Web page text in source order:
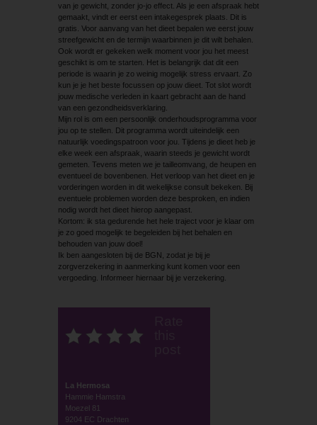
van je gewicht, zonder jo-jo effect. Als je een afspraak hebt
gemaakt, vindt er eerst een intakegesprek plaats. Dit is
gratis. Voor aanvang van het dieet bepalen we eerst jouw
streefgewicht en de termijn waarbinnen je dit wilt behalen.
Ook wordt er gekeken welk moment voor jou het meest
geschikt is om te starten. Het is belangrijk dat dit een
periode is waarin je zo weinig mogelijk stress ervaart. Zo
kun je je het beste focussen op jouw dieet. Tot slot wordt
jouw medische verleden in kaart gebracht aan de hand
van een gezondheidsverklaring.
Mijn rol is om een persoonlijk onderhoudsprogramma voor
jou op te stellen. Dit programma wordt uiteindelijk een
natuurlijk voedingspatroon voor jou. Tijdens je dieet heb je
elke week een afspraak, waarin steeds je gewicht wordt
gemeten. Tevens meten we je tailleomvang, de heupen en
eventueel de bovenbenen. Het verloop van het dieet en je
vorderingen worden in dit wekelijkse consult bekeken. Bij
eventuele problemen worden deze besproken, en indien
nodig wordt het dieet hierop aangepast.
Kortom: ik sta gedurende het hele traject voor je klaar om
je zo goed mogelijk te begeleiden bij het behalen en
behouden van jouw doel!
Ik ben aangesloten bij de BGN, zodat je bij je
zorgverzekering in aanmerking kunt komen voor een
vergoeding. Informeer hiernaar bij je verzekering.
La Hermosa
Hammie Hamstra
Moezel 81
9204 EC Drachten